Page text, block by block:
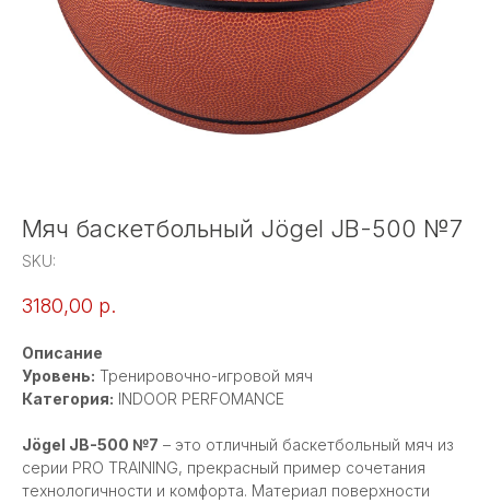
Мяч баскетбольный Jögel JB-500 №7
SKU:
3180,00 р.
Описание
Уровень: Тренировочно-игровой мяч
Категория: INDOOR PERFOMANCE
Jögel JB-500 №7 – это отличный баскетбольный мяч из
серии PRO TRAINING, прекрасный пример сочетания
технологичности и комфорта. Материал поверхности